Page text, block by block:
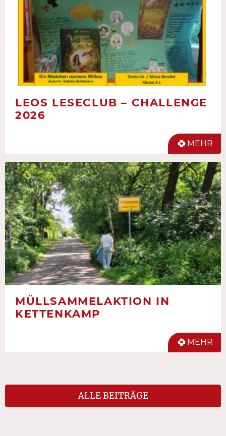
LEOS LESECLUB – CHALLENGE
2026
MEHR
MÜLLSAMMELAKTION IN
KETTENKAMP
MEHR
ALLE BEITRÄGE